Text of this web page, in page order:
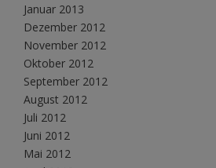
Januar 2013
Dezember 2012
November 2012
Oktober 2012
September 2012
August 2012
Juli 2012
Juni 2012
Mai 2012